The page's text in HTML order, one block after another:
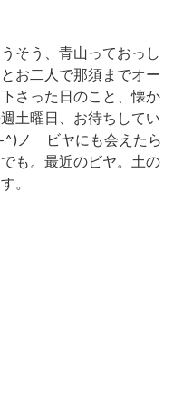
そう、青山っておっし
お二人で那須までオー
さった日のこと、懐か
土曜日、お待ちしてい
^)ノ ビヤにも会えたら
も。最近のビヤ。土の
。